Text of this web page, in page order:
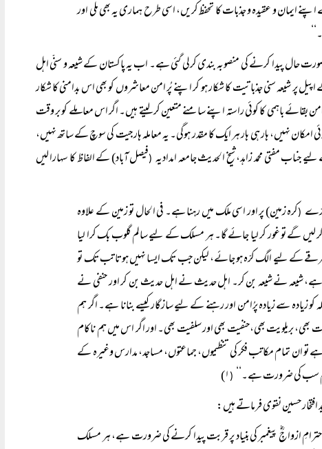
ایمان و عقیدہ و جذبات کا تحفظ کریں، اسی طرح ہماری یہ بھی ملی اور
حال پیدا کرنے کی منصوبہ بندی کرلی گئی ہے۔ اب یہ پاکستان کے شیعہ و سنّی اہل
پر شیعہ سنی جذباتیت کا شکار ہو کر اپنے پُر امن معاشروں کو بھی اس بدامنی کا شکار
باہمی کا کوئی راستہ اپنے سامنے متعین کرلیتے ہیں۔ اگر اس معاملے کو بر وقت
امکان نہیں، ہار ہی ہار ہر ایک کا مقدر ہوگی۔ یہ معاملہ ہار جیت کی سوچ کے ساتھ نہیں،
مفتی محمد زاہد، شیخ الحدیث جامعہ امدادیہ (فیصل آباد) کے الفاظ کا سہارا لیں
(کرہ زمین) پر اور اسی ملک میں رہنا ہے۔ فی الحال تو زمین کے علاوہ
گے تو غور کر لیا جائے گا۔ ہر مسلک کے لیے سالم گلوب بک کرا لیا
کے لیے الگ کرّہ ہو جائے، لیکن جب تک ایسا نہیں ہوتا تب تک تو
شیعہ نے شیعہ بن کر۔ اہل حدیث نے اہل حدیث بن کر اور حنفی نے
سے زیادہ پرُامن اور رہنے کے لیے سازگار کیسے بنانا ہے۔ اگر ہم
بھی، بریلویت بھی،حنفیت بھی اور سلفیت بھی۔ اور اگر اس میں ہم ناکام
ہے تو ان تمام مکاتب فکر کی تنظیموں، جماعتوں، مساجد، مدارس وغیرہ کے
ہم سب کی ضرورت ہے۔‘‘ ( ۱)
افتخار حسین نقوی فرماتے ہیں:
ازواجِؓ پیغمبر کی بنیاد پر قربت پیدا کرنے کی ضرورت ہے، ہر مسلک